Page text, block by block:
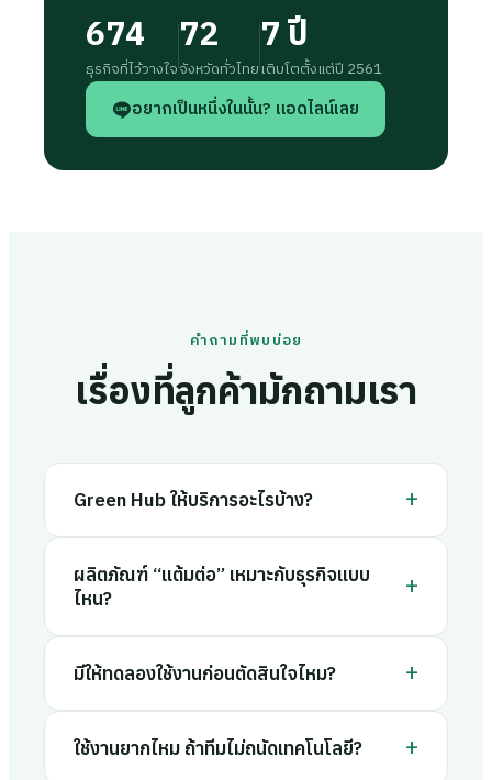
674
ธุรกิจที่ไว้วางใจ
72
จังหวัดทั่วไทย
7 ปี
เติบโตตั้งแต่ปี 2561
อยากเป็นหนึ่งในนั้น? แอดไลน์เลย
คำถามที่พบบ่อย
เรื่องที่ลูกค้ามักถามเรา
Green Hub ให้บริการอะไรบ้าง? +
ผลิตภัณฑ์ “แต้มต่อ” เหมาะกับธุรกิจแบบ
ไหน?
+
มีให้ทดลองใช้งานก่อนตัดสินใจไหม? +
ใช้งานยากไหม ถ้าทีมไม่ถนัดเทคโนโลยี? +